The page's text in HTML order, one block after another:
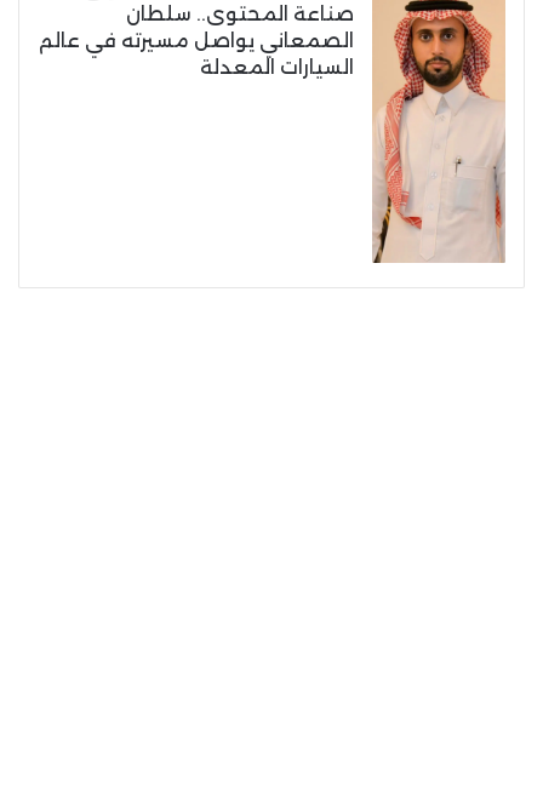
صناعة المحتوى.. سلطان
الصمعاني يواصل مسيرته في عالم
السيارات المعدلة